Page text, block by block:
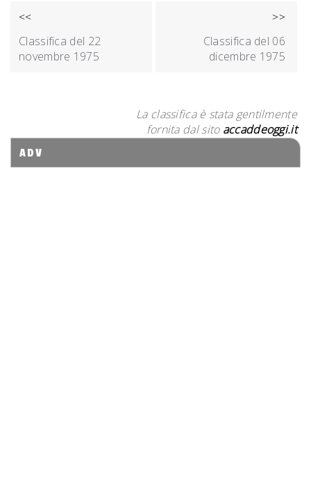
NAVIGAZIONE
ARTICOLI
<<
Classifica del 22
novembre 1975
>>
Classifica del 06
dicembre 1975
La classifica è stata gentilmente
fornita dal sito accaddeoggi.it
ADV